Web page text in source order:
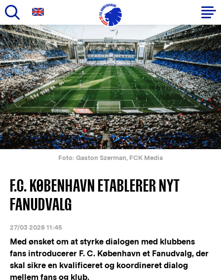
Gå
til
hovedindhold
Primær
navigation
Foto: Gaston Szerman, FCK Media
F.C. KØBENHAVN ETABLERER NYT
FANUDVALG
27/03 2026 11:45
Med ønsket om at styrke dialogen med klubbens
fans introducerer F. C. København et Fanudvalg, der
skal sikre en kvalificeret og koordineret dialog
mellem fans og klub.